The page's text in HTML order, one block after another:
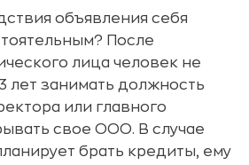
объявления себя
После
лица человек не
лет занимать должность
или главного
свое ООО. В случае
брать кредиты, ему